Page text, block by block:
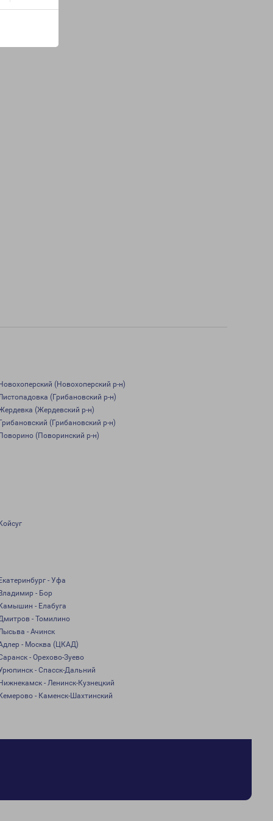
(Новохоперский р-н)
(Грибановский р-н)
(Жердевский р-н)
(Грибановский р-н)
(Поворинский р-н)
- Уфа
- Бор
- Елабуга
- Томилино
- Ачинск
- Москва (ЦКАД)
- Орехово-Зуево
- Спасск-Дальний
- Ленинск-Кузнецкий
- Каменск-Шахтинский